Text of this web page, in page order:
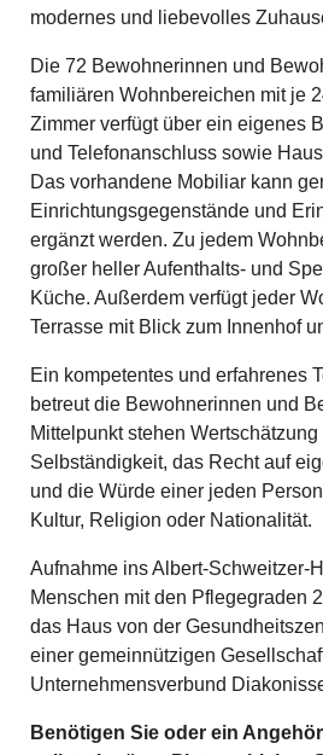
modernes und liebevolles
Die 72 Bewohnerinnen und
familiären Wohnbereichen mit je
Zimmer verfügt über ein eigenes
und Telefonanschluss sowie
Das vorhandene Mobiliar kann
Einrichtungsgegenstände und
ergänzt werden. Zu jedem
großer heller Aufenthalts- und
Küche. Außerdem verfügt jeder
Terrasse mit Blick zum Innenhof
Ein kompetentes und erfahrenes
betreut die Bewohnerinnen und
Mittelpunkt stehen
Selbständigkeit, das Recht auf
und die Würde einer jeden
Kultur, Religion oder Nationalität.
Aufnahme ins Albert-Schweitzer-
Menschen mit den Pflegegraden
das Haus von der
einer gemeinnützigen
Unternehmensverbund
Benötigen Sie oder ein